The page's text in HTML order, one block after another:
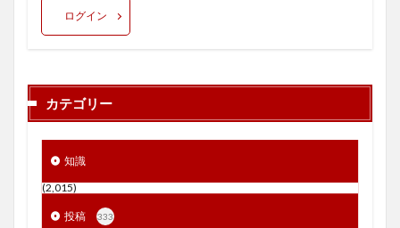
ログイン
カテゴリー
知識
(2,015)
投稿 333